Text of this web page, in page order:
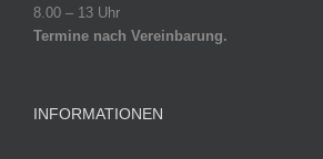
8.00 – 13 Uhr
Termine nach Vereinbarung.
INFORMATIONEN